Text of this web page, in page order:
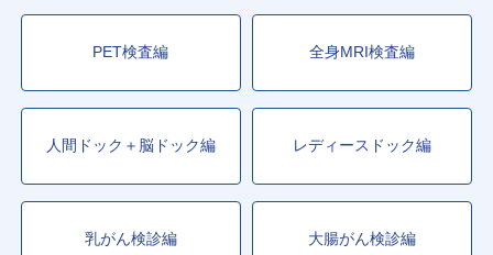
PET検査編 全身MRI検査編
人間ドック＋脳ドック編 レディースドック編
乳がん検診編 大腸がん検診編